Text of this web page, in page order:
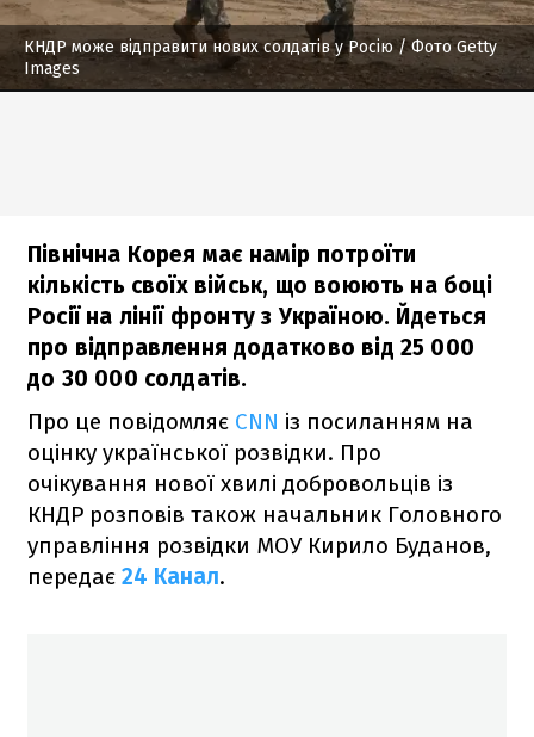
КНДР може відправити нових солдатів у Росію/ Фото Getty
Images
Північна Корея має намір потроїти
кількість своїх військ, що воюють на боці
Росії на лінії фронту з Україною. Йдеться
про відправлення додатково від 25 000
до 30 000 солдатів.
Про це повідомляє CNN із посиланням на
оцінку української розвідки. Про
очікування нової хвилі добровольців із
КНДР розповів також начальник Головного
управління розвідки МОУ Кирило Буданов,
передає 24 Канал.